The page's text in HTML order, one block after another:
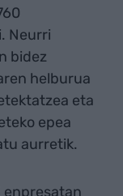
Neurri
bidez
helburua
eta
epea
aurretik.
enpresatan